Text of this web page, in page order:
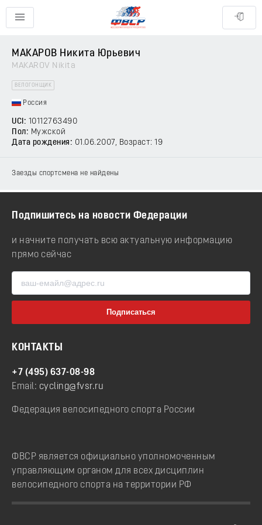
МАКАРОВ Никита Юрьевич
MAKAROV Nikita
ВЕЛОГОНЩИК
Россия
UCI: 10112763490
Пол: Мужской
Дата рождения: 01.06.2007, Возраст: 19
Заезды спортсмена не найдены
Подпишитесь на новости Федерации
и начните получать всю актуальную информацию
прямо сейчас
КОНТАКТЫ
+7 (495) 637-08-98
Email: cycling@fvsr.ru
Федерация велосипедного спорта России
ФВСР является официально уполномоченным
управляющим органом для всех дисциплин
велосипедного спорта на территории РФ